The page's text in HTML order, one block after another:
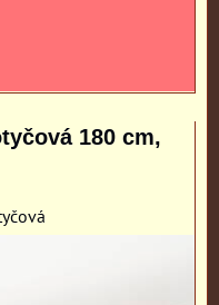
180 cm,